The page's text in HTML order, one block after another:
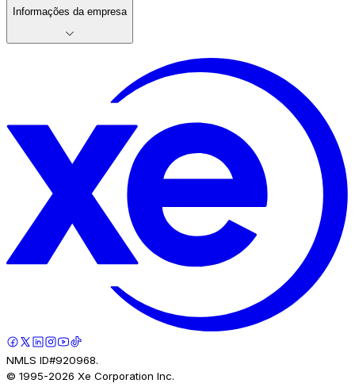
Informações da empresa
NMLS ID#920968.
© 1995-2026 Xe Corporation Inc.